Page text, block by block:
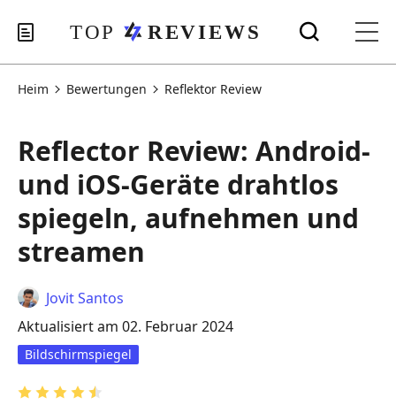
Heim Bewertungen Reflektor Review
Reflector Review: Android-
und iOS-Geräte drahtlos
spiegeln, aufnehmen und
streamen
Jovit Santos
Aktualisiert am 02. Februar 2024
Bildschirmspiegel